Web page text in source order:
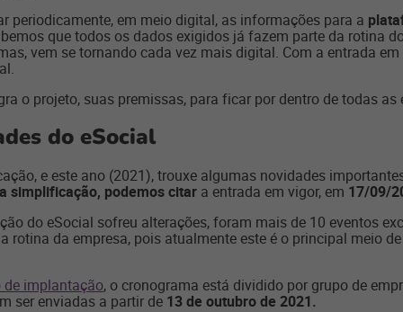
periodicamente, em meio digital, as informações para a
que todos os dados exigidos já fazem parte da rotina
vem se tornando cada vez mais digital. Com a entrada
o projeto, suas premissas, para ficar por dentro de todas as
do eSocial
e este ano (2021), trouxe algumas novidades
simplificação, podemos citar a entrada em vigor, em 17/09/
do eSocial sofreu alterações, foram mais de 10 eventos
rotina da empresa, pois atualmente este é o principal meio
de implantação, o cronograma está dividido por grupo de
ser enviadas a partir de 13 de outubro de 2021.